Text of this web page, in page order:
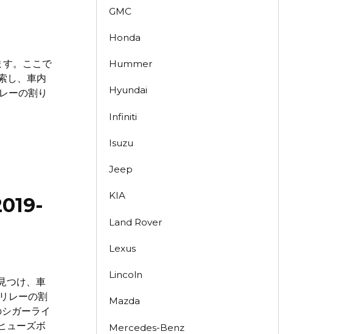
。ここで
し、車内
ーの割り
つけ、車
レーの割
ガーライ
ューズボ
GMC
Honda
Hummer
Hyundai
Infiniti
Isuzu
Jeep
KIA
Land Rover
Lexus
Lincoln
Mazda
Mercedes-Benz